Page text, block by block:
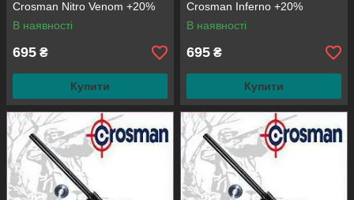
Crosman Nitro Venom +20%
В наявності
695 ₴
Купити
Crosman Inferno +20%
В наявності
695 ₴
Купити